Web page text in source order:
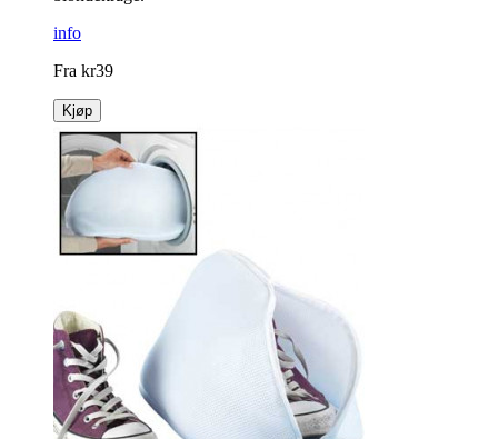
Blondekrage
Pynt opp «gamle» overdeler med en lekker
info
Fra kr39
Kjøp